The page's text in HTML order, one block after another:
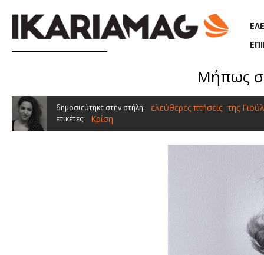
Μήπως
δημοσιεύτηκε στην στήλη: ελεύθερες πτήσεις της
ετικέτες: Κρίση